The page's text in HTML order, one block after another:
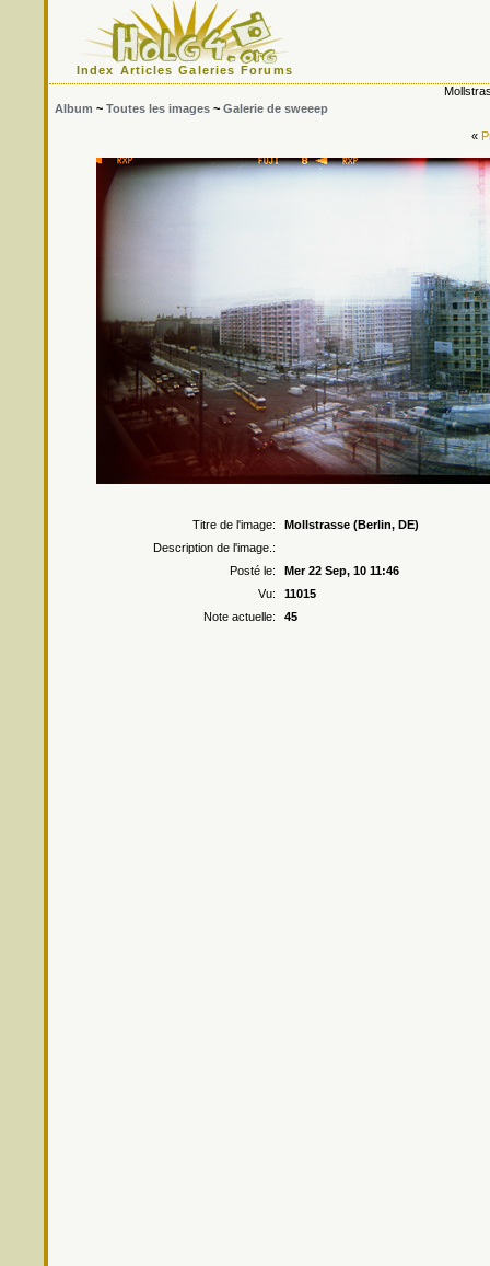
Index Articles Galeries Forums
Album ~ Toutes les images ~ Galerie de sweeep
«
Titre de l'image:
Mollstrasse (Berlin, DE)
Description de l'image.:
Posté le:
Mer 22 Sep, 10 11:46
Vu:
11015
Note actuelle:
45